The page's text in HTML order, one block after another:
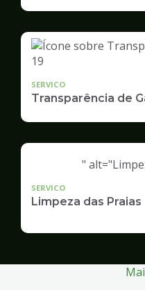
SERVICO
Transparência de
"
SERVICO
Limpeza das Praias